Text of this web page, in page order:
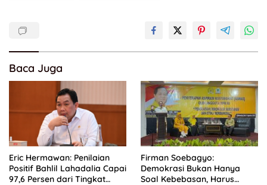
Baca Juga
Eric Hermawan: Penilaian
Positif Bahlil Lahadalia Capai
97,6 Persen dari Tingkat
Firman Soebagyo:
Demokrasi Bukan Hanya
Soal Kebebasan, Harus